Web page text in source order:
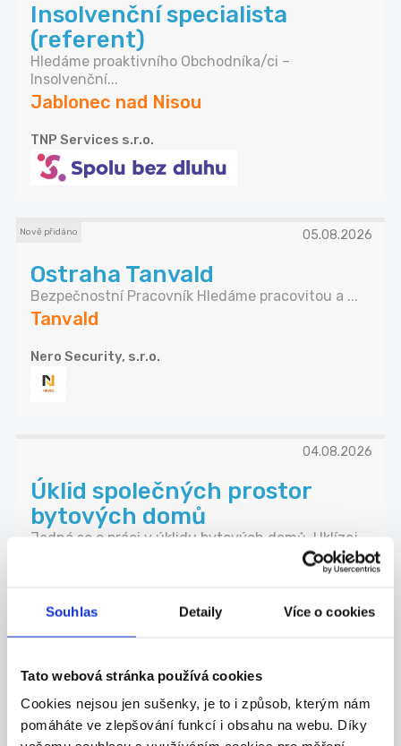
Souhlas Detaily Více o cookies
Tato webová stránka používá cookies
Cookies nejsou jen sušenky, je to i způsob, kterým nám
pomáháte ve zlepšování funkcí i obsahu na webu. Díky
Insolvenční specialista
(referent)
Hledáme proaktivního Obchodníka/ci –
Insolvenční...
Jablonec nad Nisou
TNP Services s.r.o.
Nově přidáno 05.08.2026
Ostraha Tanvald
Bezpečnostní Pracovník Hledáme pracovitou a ...
Tanvald
Nero Security, s.r.o.
04.08.2026
Úklid společných prostor
bytových domů
Jedná se o práci v úklidu bytových domů. Uklízej...
Doučujte s námi až za 350 Kč